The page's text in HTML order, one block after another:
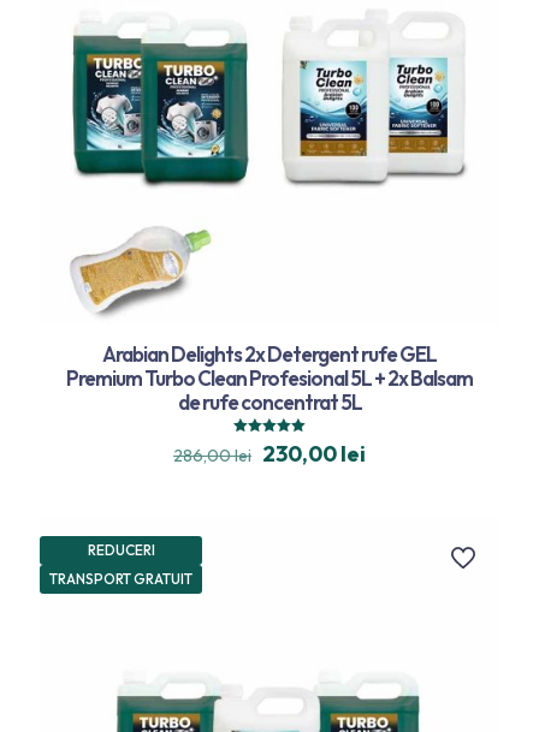
Arabian Delights 2x Detergent rufe GEL
Premium Turbo Clean Profesional 5L + 2x Balsam
de rufe concentrat 5L
Evaluat la
5.00
286,00lei 230,00lei
REDUCERI
TRANSPORT GRATUIT